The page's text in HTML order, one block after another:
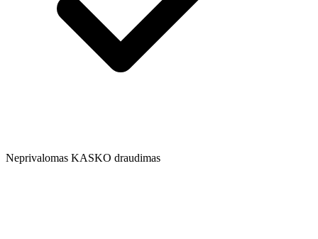
Neprivalomas KASKO draudimas